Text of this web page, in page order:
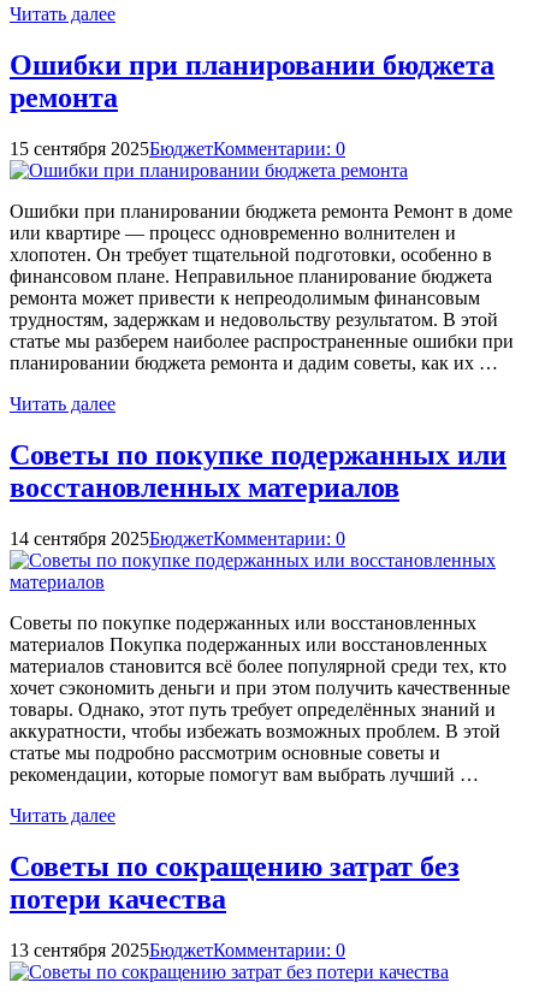
Читать далее
Ошибки при планировании бюджета
ремонта
15 сентября 2025БюджетКомментарии: 0
Ошибки при планировании бюджета ремонта Ремонт в доме
или квартире — процесс одновременно волнителен и
хлопотен. Он требует тщательной подготовки, особенно в
финансовом плане. Неправильное планирование бюджета
ремонта может привести к непреодолимым финансовым
трудностям, задержкам и недовольству результатом. В этой
статье мы разберем наиболее распространенные ошибки при
планировании бюджета ремонта и дадим советы, как их …
Читать далее
Советы по покупке подержанных или
восстановленных материалов
14 сентября 2025БюджетКомментарии: 0
Советы по покупке подержанных или восстановленных
материалов Покупка подержанных или восстановленных
материалов становится всё более популярной среди тех, кто
хочет сэкономить деньги и при этом получить качественные
товары. Однако, этот путь требует определённых знаний и
аккуратности, чтобы избежать возможных проблем. В этой
статье мы подробно рассмотрим основные советы и
рекомендации, которые помогут вам выбрать лучший …
Читать далее
Советы по сокращению затрат без
потери качества
13 сентября 2025БюджетКомментарии: 0